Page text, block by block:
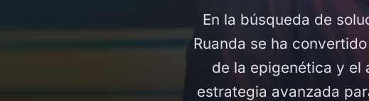
En la búsqueda de
Ruanda se ha
de la epigenética y el
estrategia avanzada